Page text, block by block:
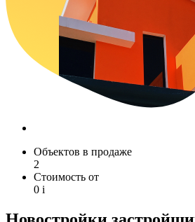
Объектов в продаже
2
Стоимость от
0 i